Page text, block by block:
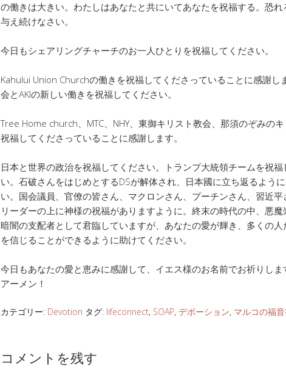
の働きは大きい。わたしはあなたと共にいてあなたを祝福する。恐れ
与え続けなさい。
今日もシェアリングチャーチのお一人ひとりを祝福してください。
Kahului Union Churchの働きを祝福してくださっていることに感謝し
会とAKIの新しい働きを祝福してください。
Tree Home church、MTC、NHY、東御キリスト教会、那須のぞみの
祝福してくださっていることに感謝します。
日本と世界の政治を祝福してください。トランプ大統領チームを祝福
い。石破さんをはじめとするDSが解体され、日本國に立ち返るよう
い。国会議員、官僚の皆さん、マクロンさん、プーチンさん、習近
リーダーの上に神様の祝福がありますように。終末の時代の中、悪
暗闇の支配者として君臨していますが、あなたの愛が輝き、多くの人
を信じることができるように助けてください。
今日もあなたの愛と恵みに感謝して、イエス様のお名前でお祈りしま
アーメン！
カテゴリー: Devotion タグ: lifeconnect, SOAP, デボーション, マルコの福
コメントを残す